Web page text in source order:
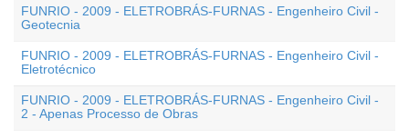
FUNRIO - 2009 - ELETROBRÁS-FURNAS - Engenheiro Civil -
Geotecnia
FUNRIO - 2009 - ELETROBRÁS-FURNAS - Engenheiro Civil -
Eletrotécnico
FUNRIO - 2009 - ELETROBRÁS-FURNAS - Engenheiro Civil -
2 - Apenas Processo de Obras